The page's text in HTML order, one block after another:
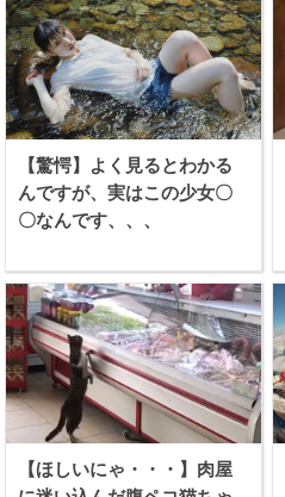
【驚愕】よく見るとわかる
んですが、実はこの少女〇
〇なんです、、、
【ほしいにゃ・・・】肉屋